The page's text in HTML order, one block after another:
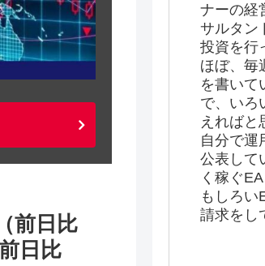
前日比
日比
ナーの経
サルタン
投資を行
ほぼ、毎
を書いて
で、いろ
えればと
自分で運
公表して
く稼ぐ
もしろい
請求をし